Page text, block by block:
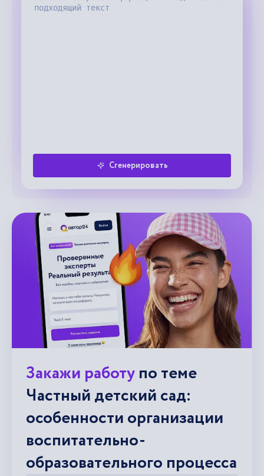
Сгенерировать
Закажи работупо теме
Частный детский сад:
особенности организации
воспитательно-
образовательного процесса